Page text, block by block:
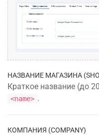
НАЗВАНИЕ МАГАЗИНА
Краткое название (до
<name> .
КОМПАНИЯ (COMPANY)